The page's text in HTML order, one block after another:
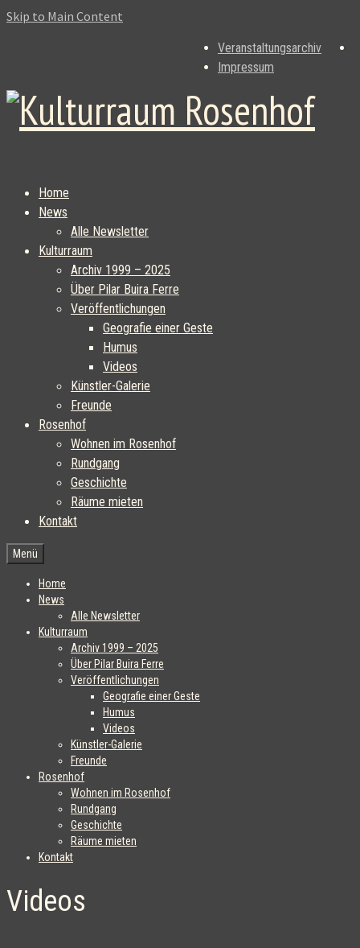
Skip to Main Content
Veranstaltungsarchiv
Impressum
Home
News
Alle Newsletter
Kulturraum
Archiv 1999 – 2025
Über Pilar Buira Ferre
Veröffentlichungen
Geografie einer Geste
Humus
Videos
Künstler-Galerie
Freunde
Rosenhof
Wohnen im Rosenhof
Rundgang
Geschichte
Räume mieten
Kontakt
Menü
Home
News
Alle Newsletter
Kulturraum
Archiv 1999 – 2025
Über Pilar Buira Ferre
Veröffentlichungen
Geografie einer Geste
Humus
Videos
Künstler-Galerie
Freunde
Rosenhof
Wohnen im Rosenhof
Rundgang
Geschichte
Räume mieten
Kontakt
Videos